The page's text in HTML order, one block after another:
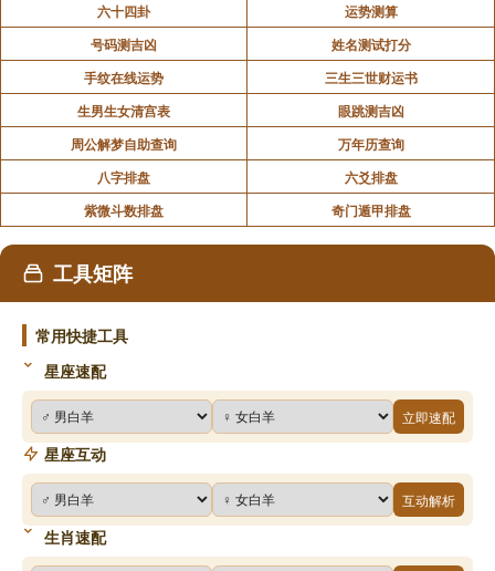
六十四卦
运势测算
号码测吉凶
姓名测试打分
手纹在线运势
三生三世财运书
生男生女清宫表
眼跳测吉凶
周公解梦自助查询
万年历查询
八字排盘
六爻排盘
紫微斗数排盘
奇门遁甲排盘
工具矩阵
常用快捷工具
星座速配
立即速配
星座互动
互动解析
生肖速配